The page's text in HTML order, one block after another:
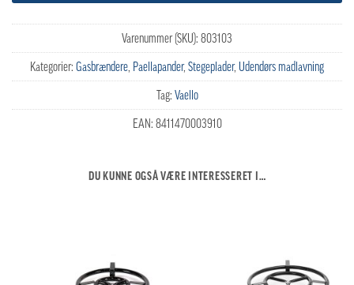
Varenummer (SKU): 803103
Kategorier: Gasbrændere Paellapander, Stegeplader, Udendørs madlavning
Tag: Vaello
EAN: 8411470003910
DU KUNNE OGSÅ VÆRE INTERESSERET I…